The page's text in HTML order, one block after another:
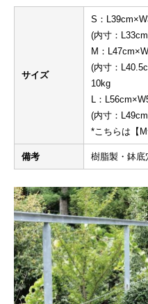
サイズ
S：
(内寸：
M：
(内寸：
10kg
L：
(内寸：
*こちらは【
備考 樹脂製・鉢底